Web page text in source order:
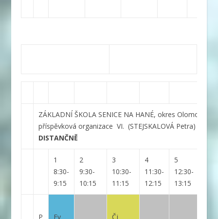
ZÁKLADNÍ ŠKOLA SENICE NA HANÉ, okres Olomouc,
příspěvková organizace VI. (STEJSKALOVÁ Petra)
DISTANČNĚ
1
8:30-
9:15
2
9:30-
10:15
3
10:30-
11:15
4
11:30-
12:15
5
12:30-
13:15
P Fy Čj